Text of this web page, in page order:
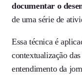
documentar o
de uma série de
Essa técnica é
contextualização
entendimento da